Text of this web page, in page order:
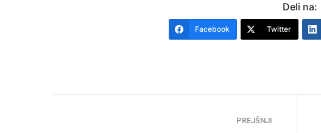
Deli na:
Facebook Twitter
PREJŠNJI